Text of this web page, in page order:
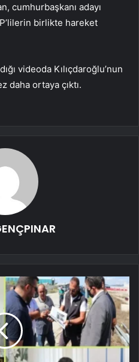
cumhurbaşkanı adayı
birlikte hareket
videoda Kılıçdaroğlu’nun
daha ortaya çıktı.